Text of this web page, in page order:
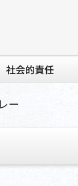
社会的責任
ー